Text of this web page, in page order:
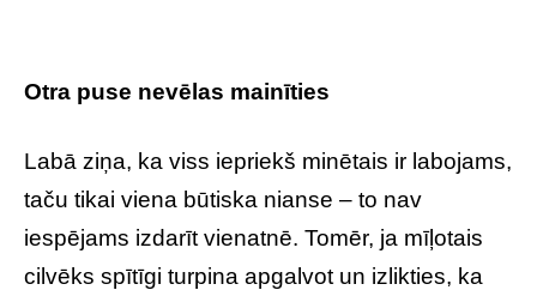
Otra puse nevēlas mainīties
Labā ziņa, ka viss iepriekš minētais ir labojams,
taču tikai viena būtiska nianse – to nav
iespējams izdarīt vienatnē. Tomēr, ja mīļotais
cilvēks spītīgi turpina apgalvot un izlikties, ka